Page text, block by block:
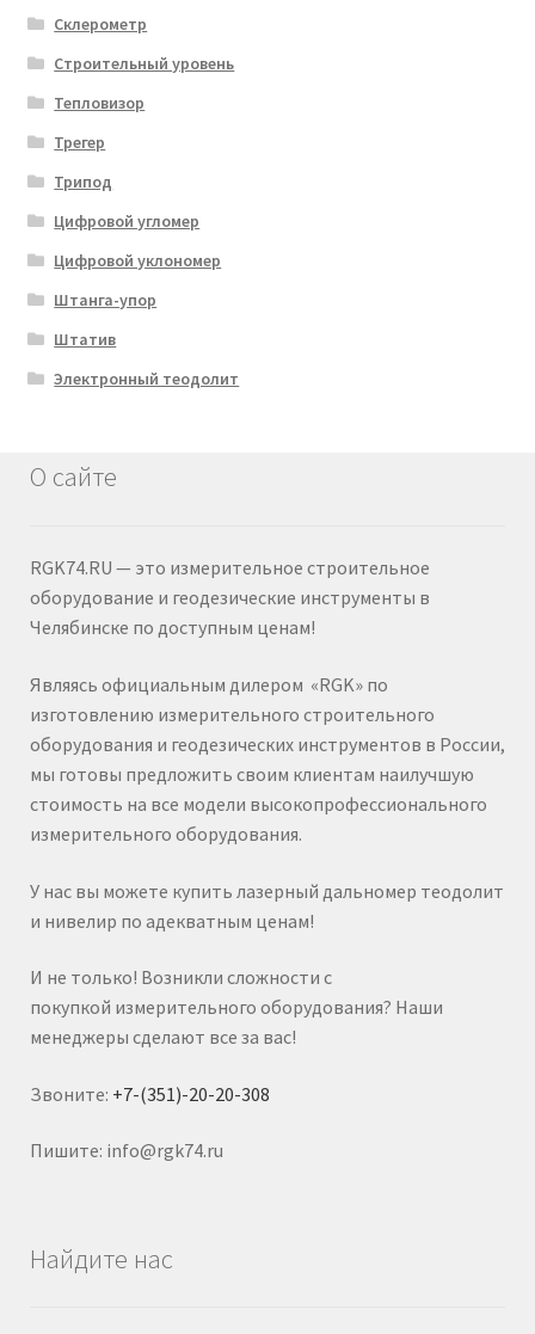
Склерометр
Строительный уровень
Тепловизор
Трегер
Трипод
Цифровой угломер
Цифровой уклономер
Штанга-упор
Штатив
Электронный теодолит
О сайте
RGK74.RU — это измерительное строительное
оборудование и геодезические инструменты в
Челябинске по доступным ценам!
Являясь официальным дилером «RGK» по
изготовлению измерительного строительного
оборудования и геодезических инструментов в России,
мы готовы предложить своим клиентам наилучшую
стоимость на все модели высокопрофессионального
измерительного оборудования.
У нас вы можете купить лазерный дальномер теодолит
и нивелир по адекватным ценам!
И не только! Возникли сложности с
покупкой измерительного оборудования? Наши
менеджеры сделают все за вас!
Звоните: +7-(351)-20-20-308
Пишите: info@rgk74.ru
Найдите нас